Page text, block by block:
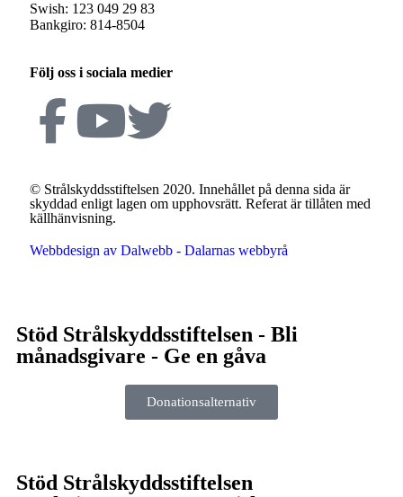
Swish: 123 049 29 83
Bankgiro: 814-8504
Följ oss i sociala medier
© Strålskyddsstiftelsen 2020. Innehållet på denna sida är
skyddad enligt lagen om upphovsrätt. Referat är tillåten med
källhänvisning.
Webbdesign av Dalwebb - Dalarnas webbyrå
Stöd Strålskyddsstiftelsen - Bli
månadsgivare - Ge en gåva
Donationsalternativ
Stöd Strålskyddsstiftelsen